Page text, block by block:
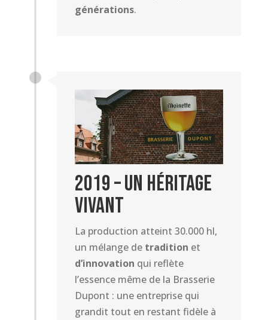
générations.
2019 – Un Héritage
Vivant
La production atteint 30.000 hl,
un mélange de tradition et
d’innovation qui reflète
l’essence même de la Brasserie
Dupont : une entreprise qui
grandit tout en restant fidèle à